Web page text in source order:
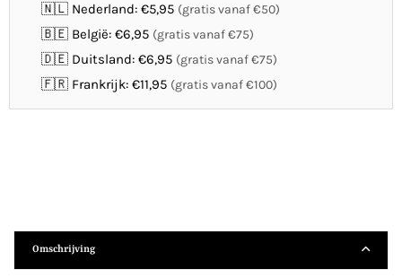
🇳🇱 Nederland: €5,95 (gratis vanaf €50)
🇧🇪 België: €6,95 (gratis vanaf €75)
🇩🇪 Duitsland: €6,95 (gratis vanaf €75)
🇫🇷 Frankrijk: €11,95 (gratis vanaf €100)
Omschrijving